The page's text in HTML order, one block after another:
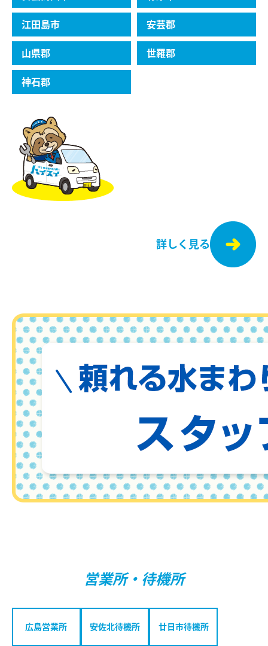
江⽥島市 安芸郡
⼭県郡 世羅郡
神石郡
詳しく見る
営業所・待機所
広島営業所 安佐北待機所 廿日市待機所